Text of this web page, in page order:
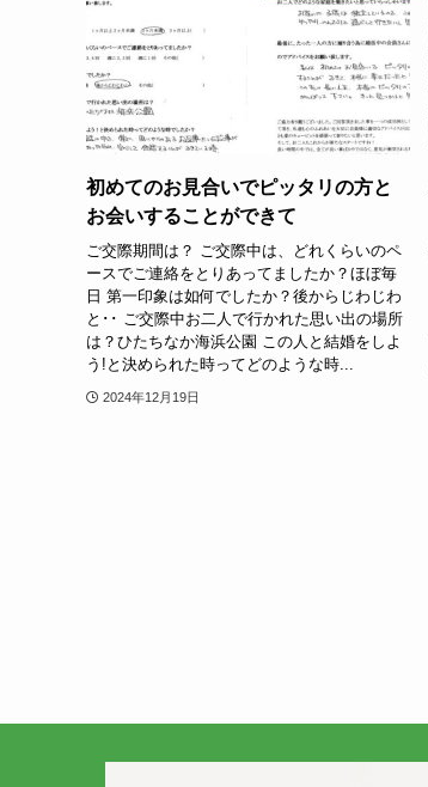
初めてのお見合いでピッタリの方と
お会いすることができて
ご交際期間は？ ご交際中は、どれくらいのペ
ースでご連絡をとりあってましたか？ほぼ毎
日 第一印象は如何でしたか？後からじわじわ
と･･ ご交際中お二人で行かれた思い出の場所
は？ひたちなか海浜公園 この人と結婚をしよ
う!と決められた時ってどのような時...
2024年12月19日